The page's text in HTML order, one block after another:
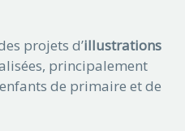
projets d’illustrations
principalement
de primaire et de